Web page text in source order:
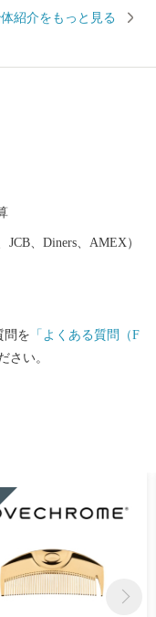
客が訪れる風光明媚な
々からの雪解け水、
会にぜひ自然豊かな
紹介をもっと見る
、Diners、AMEX）
問を 「よくある質問（F
さい。